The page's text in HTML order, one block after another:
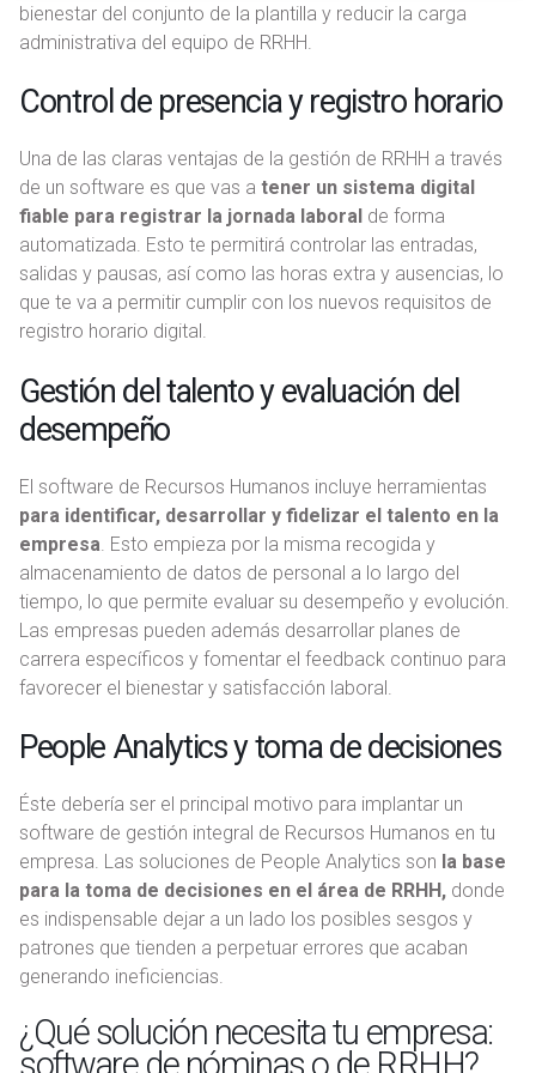
e
n
o
bienestar del conjunto de la plantilla y reducir la carga
administrativa del equipo de RRHH.
Control de presencia y registro horario
Una de las claras ventajas de la gestión de RRHH a través
de un software es que vas a tener un sistema digital
fiable para registrar la jornada laboral de forma
automatizada. Esto te permitirá controlar las entradas,
salidas y pausas, así como las horas extra y ausencias, lo
que te va a permitir cumplir con los nuevos requisitos de
registro horario digital.
Gestión del talento y evaluación del
desempeño
El software de Recursos Humanos incluye herramientas
para identificar, desarrollar y fidelizar el talento en la
empresa . Esto empieza por la misma recogida y
almacenamiento de datos de personal a lo largo del
tiempo, lo que permite evaluar su desempeño y evolución.
Las empresas pueden además desarrollar planes de
carrera específicos y fomentar el feedback continuo para
favorecer el bienestar y satisfacción laboral.
People Analytics y toma de decisiones
Éste debería ser el principal motivo para implantar un
software de gestión integral de Recursos Humanos en tu
empresa. Las soluciones de People Analytics son la base
para la toma de decisiones en el área de RRHH, donde
es indispensable dejar a un lado los posibles sesgos y
patrones que tienden a perpetuar errores que acaban
generando ineficiencias.
¿Qué solución necesita tu empresa: